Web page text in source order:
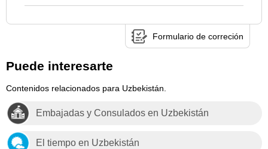
Formulario de correción
Puede interesarte
Contenidos relacionados para Uzbekistán.
Embajadas y Consulados en Uzbekistán
El tiempo en Uzbekistán